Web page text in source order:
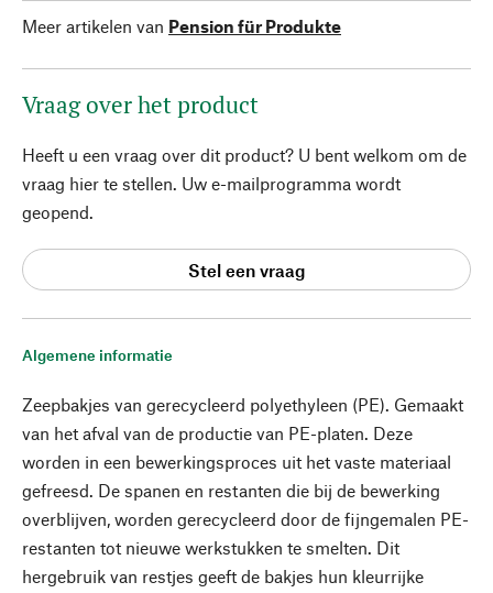
Algemene informatie
Zeepbakjes van gerecycleerd polyethyleen (PE). Gemaakt
van het afval van de productie van PE-platen. Deze
worden in een bewerkingsproces uit het vaste materiaal
gefreesd. De spanen en restanten die bij de bewerking
overblijven, worden gerecycleerd door de fijngemalen PE-
restanten tot nieuwe werkstukken te smelten. Dit
hergebruik van restjes geeft de bakjes hun kleurrijke
Meer artikelen van Pension für Produkte
Vraag over het product
Heeft u een vraag over dit product? U bent welkom om de
vraag hier te stellen. Uw e-mailprogramma wordt
geopend.
Stel een vraag